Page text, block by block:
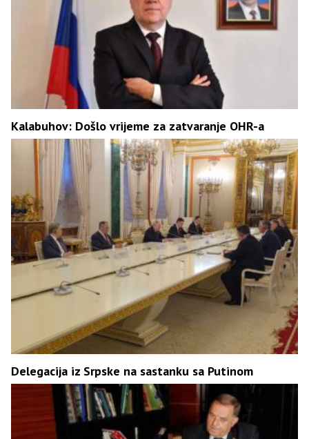
Kalabuhov: Došlo vrijeme za zatvaranje OHR-a
Delegacija iz Srpske na sastanku sa Putinom